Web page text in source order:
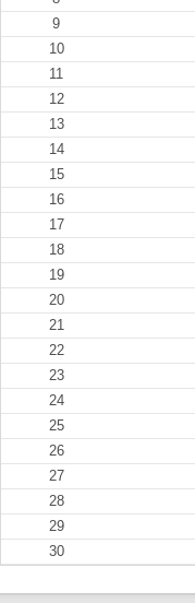
9
10
11
12
13
14
15
16
17
18
19
20
21
22
23
24
25
26
27
28
29
30